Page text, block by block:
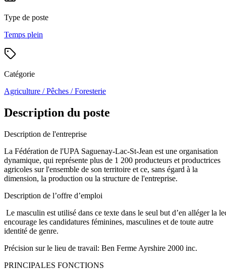
Type de poste
Temps plein
Catégorie
Agriculture / Pêches / Foresterie
Description du poste
Description de l'entreprise
La Fédération de l'UPA Saguenay-Lac-St-Jean est une organisation
dynamique, qui représente plus de 1 200 producteurs et productrices
agricoles sur l'ensemble de son territoire et ce, sans égard à la
dimension, la production ou la structure de l'entreprise.
Description de l’offre d’emploi
Le masculin est utilisé dans ce texte dans le seul but d’en alléger la
encourage les candidatures féminines, masculines et de toute autre
identité de genre.
Précision sur le lieu de travail: Ben Ferme Ayrshire 2000 inc.
PRINCIPALES FONCTIONS